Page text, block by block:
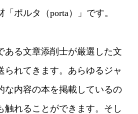
ポルタ（porta）」です。
る文章添削士が厳選した文
られてきます。あらゆるジャ
な内容の本を掲載しているの
触れることができます。そし